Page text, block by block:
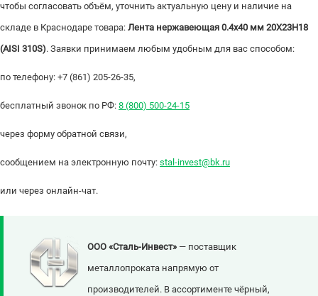
чтобы согласовать объём, уточнить актуальную цену и наличие на
складе в Краснодаре товара: Лента нержавеющая 0.4х40 мм 20Х23Н18
(AISI 310S). Заявки принимаем любым удобным для вас способом:
по телефону: +7 (861) 205-26-35,
бесплатный звонок по РФ: 8 (800) 500-24-15
через форму обратной связи,
сообщением на электронную почту: stal-invest@bk.ru
или через онлайн-чат.
ООО «Сталь-Инвест» — поставщик
металлопроката напрямую от
производителей. В ассортименте чёрный,